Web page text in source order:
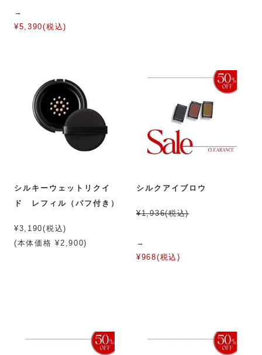
→
¥5,390(税込)
シルキーウェットリクイ
ド レフィル（パフ付き）
¥3,190(税込)
(本体価格 ¥2,900)
シルクアイブロウ
¥1,936(税込)
→
¥968(税込)